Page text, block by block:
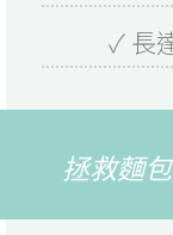
✓ 長
拯救麵